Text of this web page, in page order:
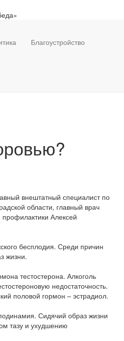
Благоустройство
внештатный специалист по
области, главный врач
Алексей
бесплодия. Среди причин
жизни.
тестостерона. Алкоголь
недостаточность.
половой гормон – эстрадиол.
Сидячий образ жизни
тазу и ухудшению